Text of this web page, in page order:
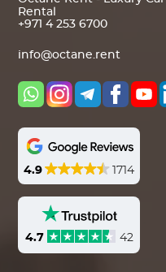
Rental
+971 4 253 6700
info@octane.rent
4.9 1714
4.7 42